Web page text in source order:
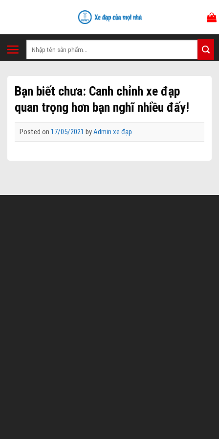
Tìm
kiếm:
Bạn biết chưa: Canh chỉnh xe đạp
quan trọng hơn bạn nghĩ nhiều đấy!
Posted on 17/05/2021 byAdmin xe đạp